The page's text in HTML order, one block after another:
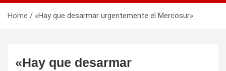
Home «Hay que desarmar urgentemente el Mercosur»
«Hay que desarmar